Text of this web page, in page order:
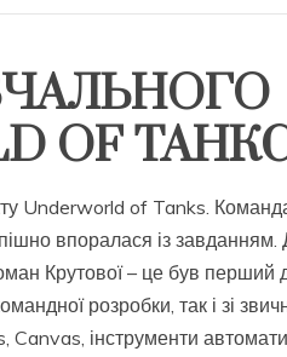
OF
Underworld of Tanks.
впоралася із завданням.
Крутової – це був перший
розробки, так і зі
Canvas, інструменти